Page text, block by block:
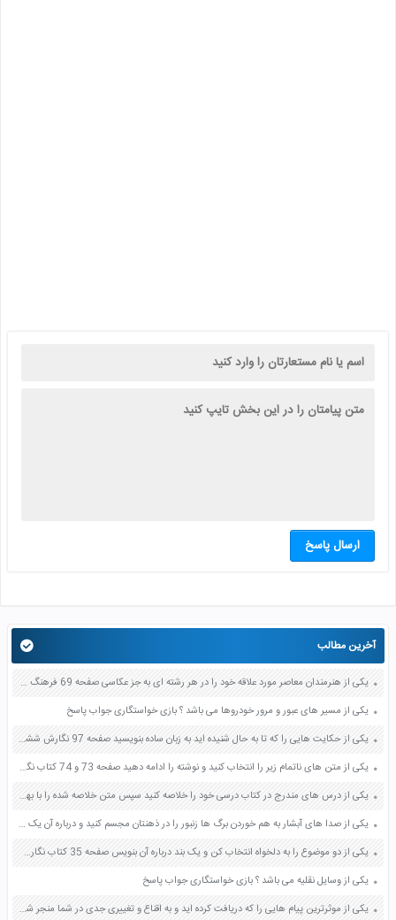
ارسال پاسخ
آخرین مطالب
یکی از هنرمندان معاصر مورد علاقه خود را در هر رشته ای به جز عکاسی صفحه 69 فرهنگ و هنر نهم
یکی از مسیر های عبور و مرور خودروها می باشد ؟ بازی خواستگاری جواب پاسخ
یکی از حکایت هایی را که تا به حال شنیده اید به زبان ساده بنویسید صفحه 97 نگارش ششم دبستان
یکی از متن های ناتمام زیر را انتخاب کنید و نوشته را ادامه دهید صفحه 73 و 74 کتاب نگارش فارسی پنجم دبستان
یکی از درس های مندرج در کتاب درسی خود را خلاصه کنید سپس متن خلاصه شده را با بهره گیری از روش های دسته بندی نمودار جدول نقشه مفهومی نشان دهید صفحه 118 نگارش یازدهم
یکی از صدا های آبشار به هم خوردن برگ ها زنبور را در ذهنتان مجسم کنید و درباره آن یک بند بنویسید صفحه 11 نگارش پنجم
یکی از دو موضوع را به دلخواه انتخاب کن و یک بند درباره آن بنویس صفحه 35 کتاب نگارش فارسی سوم
یکی از وسایل نقلیه می باشد ؟ بازی خواستگاری جواب پاسخ
یکی از موثرترین پیام هایی را که دریافت کرده اید و به اقناع و تغییری جدی در شما منجر شده است برسی کنید و علت این تاثیر گذاری قابل توجه را بنویسید صفحه 52 تفکر و سواد رسانه ای دهم